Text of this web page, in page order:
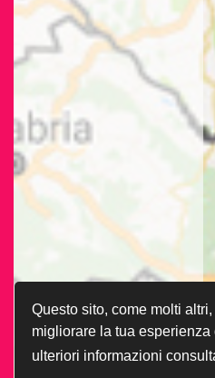
Questo sito, come molti
migliorare la tua
ulteriori informazioni